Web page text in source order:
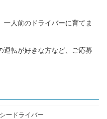
人前のドライバーに育てま
運転が好きな方など、ご応募
ードライバー